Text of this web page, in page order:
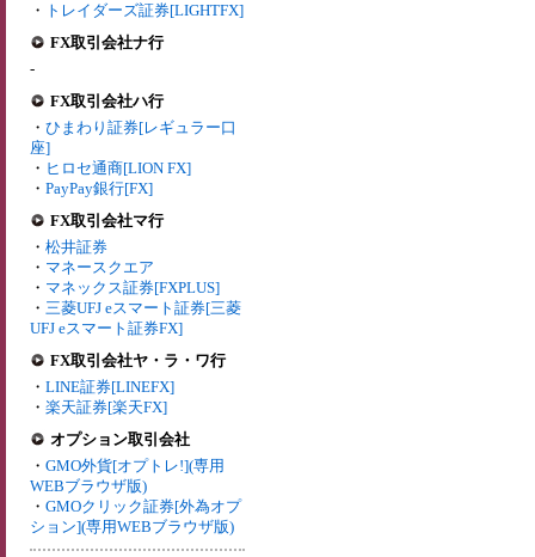
・ トレイダーズ証券[LIGHTFX]
FX取引会社ナ行
-
FX取引会社ハ行
・ ひまわり証券[レギュラー口
座]
・ ヒロセ通商[LION FX]
・ PayPay銀行[FX]
FX取引会社マ行
・ 松井証券
・ マネースクエア
・ マネックス証券[FXPLUS]
・ 三菱UFJ eスマート証券[三菱
UFJ eスマート証券FX]
FX取引会社ヤ・ラ・ワ行
・ LINE証券[LINEFX]
・ 楽天証券[楽天FX]
オプション取引会社
・ GMO外貨[オプトレ!](専用
WEBブラウザ版)
・ GMOクリック証券[外為オプ
ション](専用WEBブラウザ版)